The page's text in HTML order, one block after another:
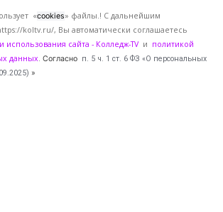
«cookies» файлы.! С дальнейшим
koltv.ru/, Вы автоматически соглашаетесь
использования сайта - Колледж-TV и политикой
данных. Согласно п. 5 ч. 1 ст. 6 ФЗ «О персональных
»